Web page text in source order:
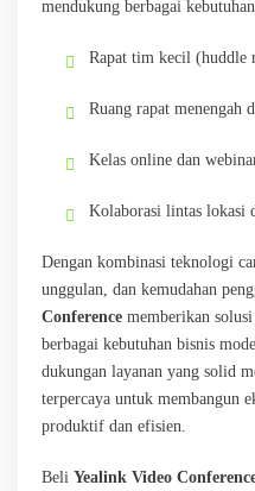
mendukung berbagai
Rapat tim kecil (huddle
Ruang rapat menengah
Kelas online dan
Kolaborasi lintas lokasi
Dengan kombinasi teknologi
unggulan, dan kemudahan
Conference memberikan
berbagai kebutuhan bisnis
dukungan layanan yang solid
terpercaya untuk membangun
produktif dan efisien.
Beli Yealink Video